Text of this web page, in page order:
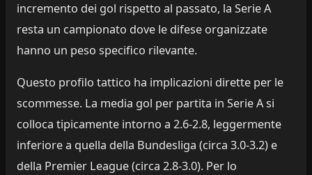
incremento dei gol rispetto al passato, la Serie A
resta un campionato dove le difese organizzate
hanno un peso specifico rilevante.
Questo profilo tattico ha implicazioni dirette per le
scommesse. La media gol per partita in Serie A si
colloca tipicamente intorno a 2.6-2.8, leggermente
inferiore a quella della Bundesliga (circa 3.0-3.2) e
della Premier League (circa 2.8-3.0). Per lo